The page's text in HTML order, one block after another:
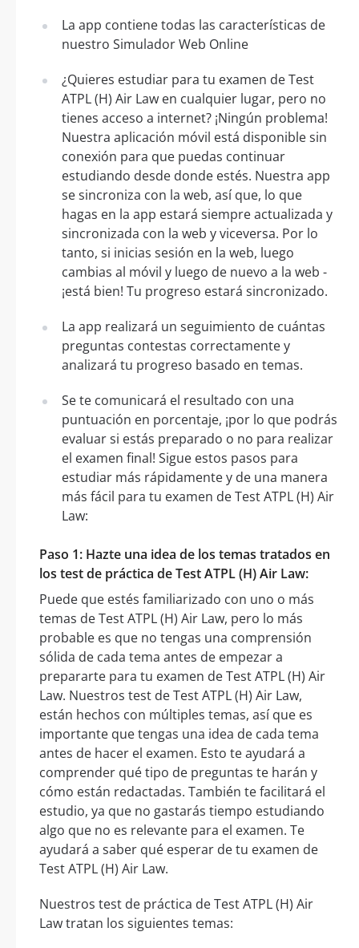
La app contiene todas las características de
nuestro Simulador Web Online
¿Quieres estudiar para tu examen de Test
ATPL (H) Air Law en cualquier lugar, pero no
tienes acceso a internet? ¡Ningún problema!
Nuestra aplicación móvil está disponible sin
conexión para que puedas continuar
estudiando desde donde estés. Nuestra app
se sincroniza con la web, así que, lo que
hagas en la app estará siempre actualizada y
sincronizada con la web y viceversa. Por lo
tanto, si inicias sesión en la web, luego
cambias al móvil y luego de nuevo a la web -
¡está bien! Tu progreso estará sincronizado.
La app realizará un seguimiento de cuántas
preguntas contestas correctamente y
analizará tu progreso basado en temas.
Se te comunicará el resultado con una
puntuación en porcentaje, ¡por lo que podrás
evaluar si estás preparado o no para realizar
el examen final! Sigue estos pasos para
estudiar más rápidamente y de una manera
más fácil para tu examen de Test ATPL (H) Air
Law:
Paso 1: Hazte una idea de los temas tratados en
los test de práctica de Test ATPL (H) Air Law:
Puede que estés familiarizado con uno o más
temas de Test ATPL (H) Air Law, pero lo más
probable es que no tengas una comprensión
sólida de cada tema antes de empezar a
prepararte para tu examen de Test ATPL (H) Air
Law. Nuestros test de Test ATPL (H) Air Law,
están hechos con múltiples temas, así que es
importante que tengas una idea de cada tema
antes de hacer el examen. Esto te ayudará a
comprender qué tipo de preguntas te harán y
cómo están redactadas. También te facilitará el
estudio, ya que no gastarás tiempo estudiando
algo que no es relevante para el examen. Te
ayudará a saber qué esperar de tu examen de
Test ATPL (H) Air Law.
Nuestros test de práctica de Test ATPL (H) Air
Law tratan los siguientes temas: